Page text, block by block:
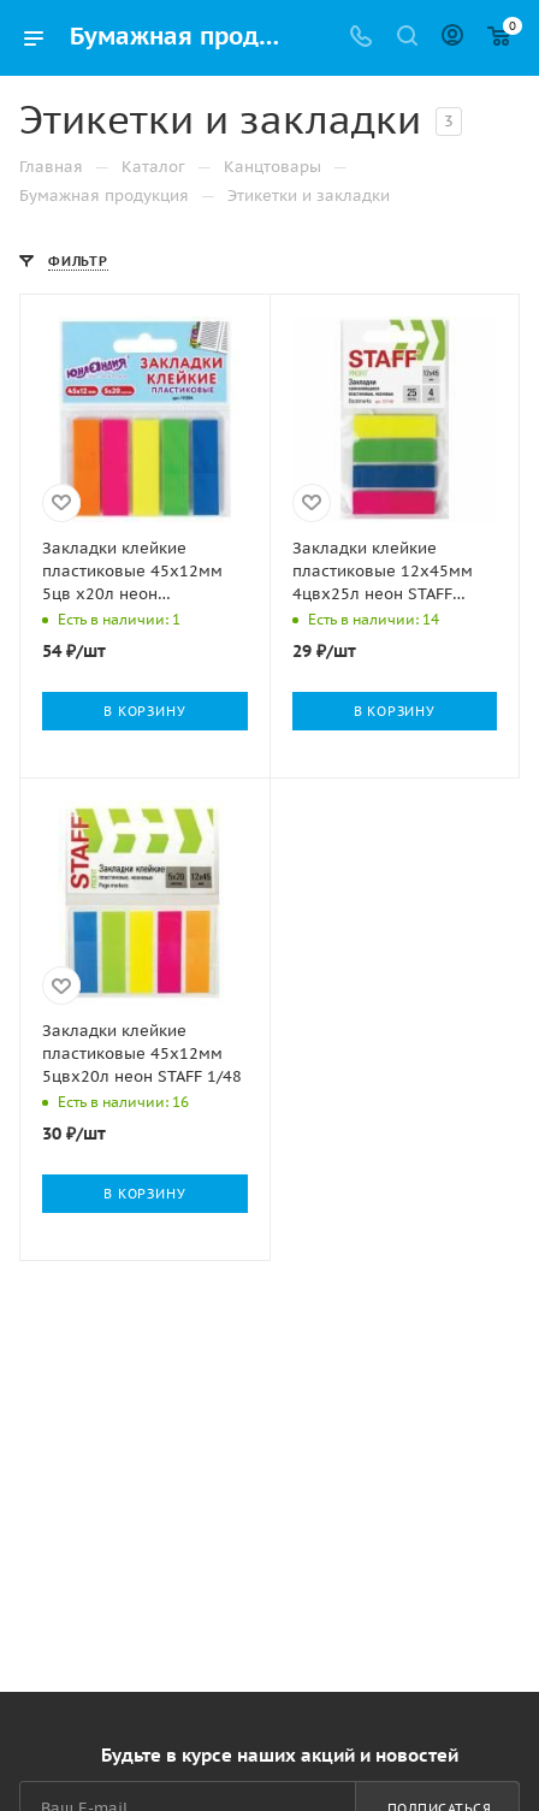
Бумажная продукция в Перми купить оптом и в розницу | Упак РФ 0
Этикетки и закладки 3
Главная — Каталог — Канцтовары —
Бумажная продукция — Этикетки и закладки
ФИЛЬТР
Закладки клейкие
пластиковые 45х12мм
5цв х20л неон
ЮНЛАНДИЯ 1/48
Есть в наличии: 1
54₽/шт
В КОРЗИНУ
Закладки клейкие
пластиковые 12х45мм
4цвх25л неон STAFF
1/30/540
Есть в наличии: 14
29₽/шт
В КОРЗИНУ
Закладки клейкие
пластиковые 45х12мм
5цвх20л неон STAFF 1/48
Есть в наличии: 16
30 ₽/шт
В КОРЗИНУ
Будьте в курсе наших акций и новостей